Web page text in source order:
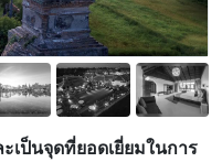
เป็นจุดที่ยอดเยี่ยมในการ